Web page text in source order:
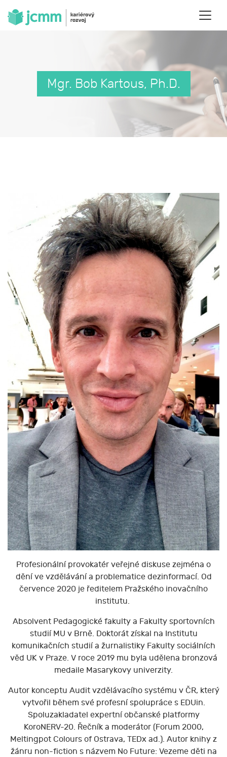
Mgr. Bob Kartous, Ph.D.
Profesionální provokatér veřejné diskuse zejména o
dění ve vzdělávání a problematice dezinformací. Od
července 2020 je ředitelem Pražského inovačního
institutu.
Absolvent Pedagogické fakulty a Fakulty sportovních
studií MU v Brně. Doktorát získal na Institutu
komunikačních studií a žurnalistiky Fakulty sociálních
věd UK v Praze. V roce 2019 mu byla udělena bronzová
medaile Masarykovy univerzity.
Autor konceptu Audit vzdělávacího systému v ČR, který
vytvořil během své profesní spolupráce s EDUin.
Spoluzakladatel expertní občanské platformy
KoroNERV-20. Řečník a moderátor (Forum 2000,
Meltingpot Colours of Ostrava, TEDx ad.). Autor knihy z
žánru non-fiction s názvem No Future: Vezeme děti na